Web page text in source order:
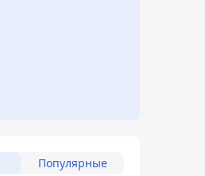
Популярные